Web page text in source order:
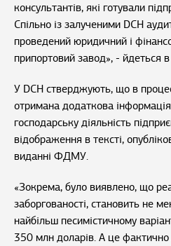
консультантів, які готували
Спільно із залученими DCH
проведений юридичний і
припортовий завод», - йдеться в
У DCH стверджують, що в
отримана додаткова
господарську діяльність
відображення в тексті,
виданні ФДМУ.
«Зокрема, було виявлено, що
заборгованості, становить не
найбільш песимістичному
350 млн доларів. А це фактично